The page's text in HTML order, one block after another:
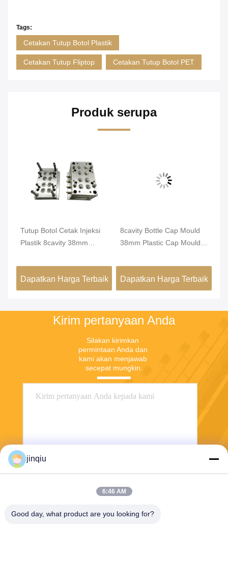
Tags:
Cetakan Tutup Botol Plastik
Cetakan Tutup Fliptop Cetakan Tutup Botol PET
Produk serupa
Tutup Botol Cetak Injeksi
Plastik 8cavity 38mm
Dapatkan Harga Terbaik
8cavity Bottle Cap Mould
38mm Plastic Cap Mould
Dapatkan Harga Terbaik
Kirim pertanyaan Anda
Silakan kirimkan
permintaan Anda dan
kami akan menjawab
secepat mungkin.
jinqiu
6:46 AM
Good day, what product are you looking for?